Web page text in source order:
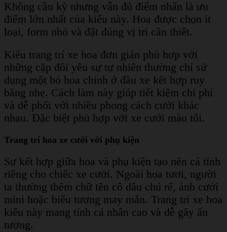
Không cầu kỳ nhưng vẫn đủ điểm nhấn là ưu
điểm lớn nhất của kiểu này. Hoa được chọn ít
loại, form nhỏ và đặt đúng vị trí cần thiết.
Kiểu trang trí xe hoa đơn giản phù hợp với
những cặp đôi yêu sự tự nhiên thường chỉ sử
dụng một bó hoa chính ở đầu xe kết hợp ruy
băng nhẹ. Cách làm này giúp tiết kiệm chi phí
và dễ phối với nhiều phong cách cưới khác
nhau. Đặc biệt phù hợp với xe cưới màu tối.
Trang trí hoa xe cưới với phụ kiện
Sự kết hợp giữa hoa và phụ kiện tạo nên cá tính
riêng cho chiếc xe cưới. Ngoài hoa tươi, người
ta thường thêm chữ tên cô dâu chú rể, ảnh cưới
mini hoặc biểu tượng may mắn. Trang trí xe hoa
kiểu này mang tính cá nhân cao và dễ gây ấn
tượng.